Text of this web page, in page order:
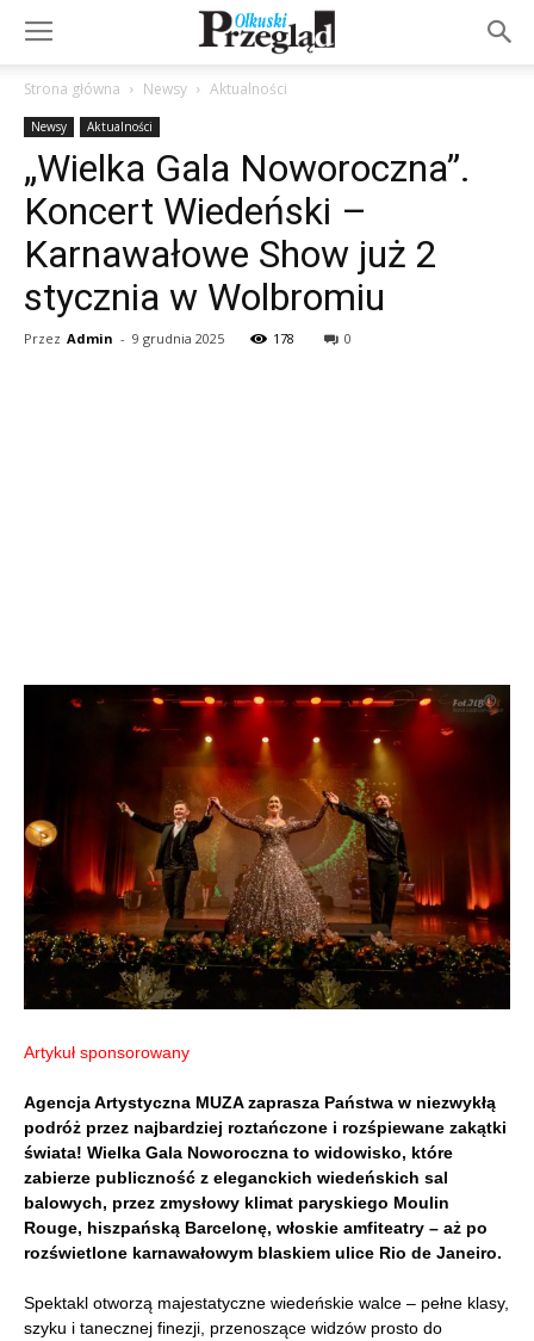
Strona główna Newsy Aktualności
Newsy Aktualności
„Wielka Gala Noworoczna”.
Koncert Wiedeński –
Karnawałowe Show już 2
stycznia w Wolbromiu
Przez Admin - 9 grudnia 2025 178 0
Artykuł sponsorowany
Agencja Artystyczna MUZA zaprasza Państwa w niezwykłą
podróż przez najbardziej roztańczone i rozśpiewane zakątki
świata! Wielka Gala Noworoczna to widowisko, które
zabierze publiczność z eleganckich wiedeńskich sal
balowych, przez zmysłowy klimat paryskiego Moulin
Rouge, hiszpańską Barcelonę, włoskie amfiteatry – aż po
rozświetlone karnawałowym blaskiem ulice Rio de Janeiro.
Spektakl otworzą majestatyczne wiedeńskie walce – pełne klasy,
szyku i tanecznej finezji, przenoszące widzów prosto do